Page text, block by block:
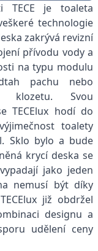
TECE je toaleta
technologie
zakrývá revizní
přívodu vody a
na typu modulu
pachu nebo
klozetu. Svou
TECElux hodí do
toalety
Sklo bylo a bude
krycí deska se
jako jeden
nemusí být díky
již obdržel
designu a
udělení ceny